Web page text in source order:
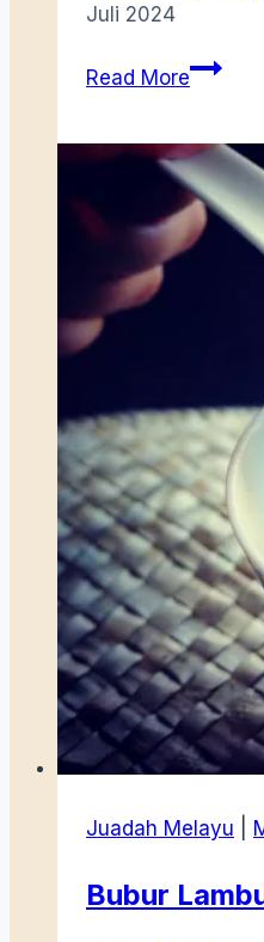
Juli 2024
Read More
Awang
Juadah Melayu
Bubur